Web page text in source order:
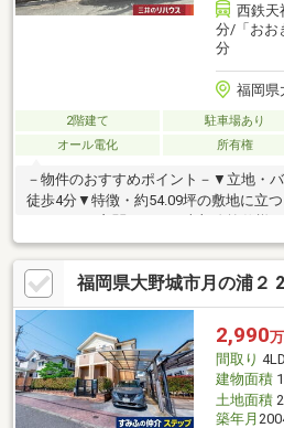
西鉄天
分/「おお
分
福岡県
2階建て 駐車場あり
オール電化
所有権
－物件のおすすめポイント－▼立地・
徒歩4分▼特徴・約54.09坪の敷地に立つ
たりとした玄関ホール、上部吹抜仕様
可能な独立キッチン・キッチン内に洗
勝手口有・2階に足を伸ばしてくつろげ
洋室・和室に収納スペースを確保・南
有・駐車1台可能(車種による)▼設備・
大城東公園 徒歩1分(約10m)■ ご希望の
す ━━━━━・・・物件の詳細・ご相談
ください。
福岡県大野城市月の浦２
2,990
間取り
建物面積
土地面積
築年月